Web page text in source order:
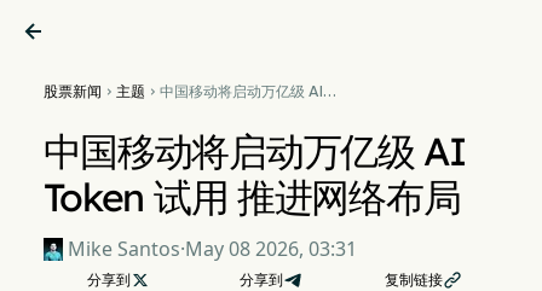

股票新闻  主题  中国移动将启动万亿级 AI
中国移动将启动万亿级 AI
Token 试用 推进网络布局
Mike Santos·May 08 2026, 03:31
分享到  分享到 复制链接